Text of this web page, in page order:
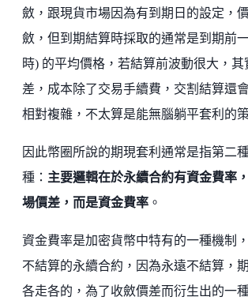
斂，跟現貨市場因為有到期日的設定，
斂，但到期結算時採取的通常是到期前
時) 的平均價格，若結算前波動很大，
差，成本除了交易手續費，交割結算還
相對複雜，不太算是能無腦躺平套利的
因此幣圈所說的期現套利通常是指第二
種： 主要邏輯在於永續合約有資金費率
場價差，而是資金費率 。
資金費率是加密貨幣中特有的一種機制
不結算的永續合約，因為永遠不結算，
各走各的，為了收斂價差而衍生出的一